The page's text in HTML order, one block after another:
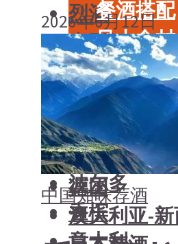
烈酒
中国酒
勃艮第
波尔多
香槟
意大利
德国
澳大利亚-
餐酒搭配
风土食材
风土大会
烈酒
中国酒
勃艮第
波尔多
香槟
2026年6月12日
中国知味荐酒